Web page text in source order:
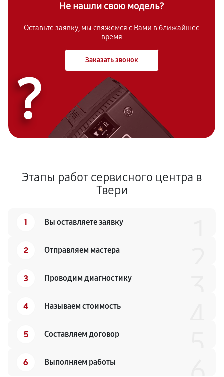
Не нашли свою модель?
Оставьте заявку, мы свяжемся с Вами в ближайшее
время
Заказать звонок
?
Этапы работ сервисного центра в
Твери
1 Вы оставляете заявку
2 Отправляем мастера
3 Проводим диагностику
4 Называем стоимость
5 Составляем договор
6 Выполняем работы